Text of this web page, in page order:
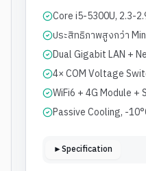
Core i5-5300U, 2.3-
ประสิทธิภาพสูงกว่า
Dual Gigabit LAN +
4× COM Voltage
WiFi6 + 4G Module +
Passive Cooling, -
►Specification